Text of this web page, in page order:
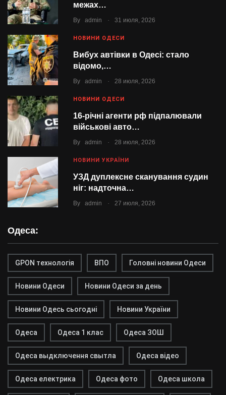
межах…
By admin . 31 июля, 2026
НОВИНИ ОДЕСИ
Вибух автівки в Одесі: стало
відомо,…
By admin . 28 июля, 2026
НОВИНИ ОДЕСИ
16-річні агенти рф підпалювали
військові авто…
By admin . 28 июля, 2026
НОВИНИ УКРАЇНИ
УЗД дуплексне сканування судин
ніг: надточна…
By admin . 27 июля, 2026
Одеса:
GPON технологія ВПО Головні новини Одеси
Новини Одеси Новини Одеси за день
Новини Одесь сьогодні Новини України
Одеса Одеса 1 клас Одеса ЗОШ
Одеса выдключення свытла Одеса відео
Одеса електрика Одеса фото Одеса школа